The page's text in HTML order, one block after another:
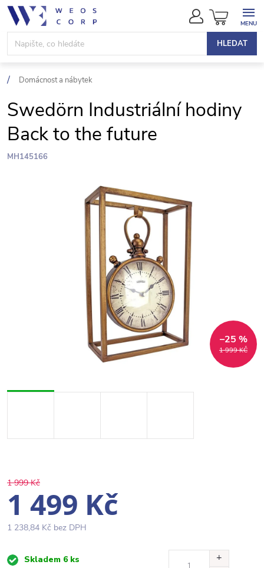
Přejít
obsah
HLEDAT
NÁKUPNÍ
KOŠÍK
Domácnost a nábytek
Swedörn Industriální hodiny
Back to the future
MH145166
1 999 KČ
–25 %
1 999 Kč
1 499 Kč
1 238,84 Kč bez DPH
MěrnáSkladem 6 ks